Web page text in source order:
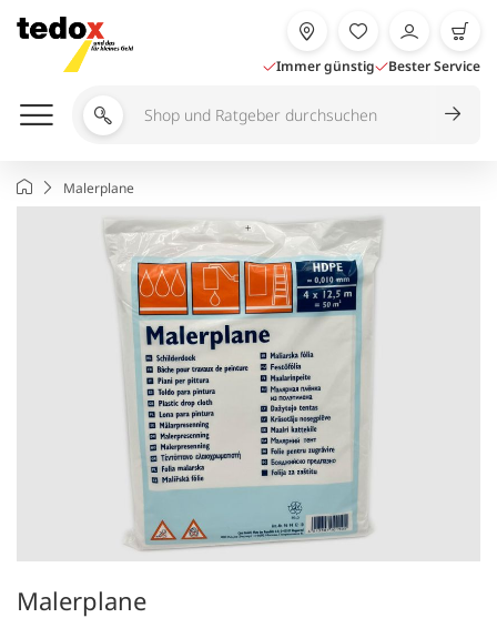
Inhalt
springen
Immer günstig Bester Service
Shop
durchsuchen
StartseiteMalerplane
Malerplane